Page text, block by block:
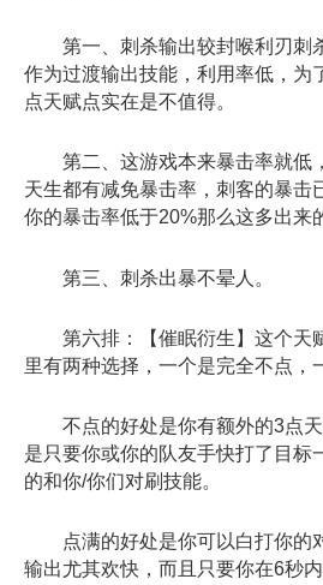
第一、刺杀输出较封喉利刃刺
作为过渡输出技能，利用率低，为
点天赋点实在是不值得。
第二、这游戏本来暴击率就低
天生都有减免暴击率，刺客的暴击
你的暴击率低于20%那么这多出来
第三、刺杀出暴不晕人。
第六排：【催眠衍生】这个天
里有两种选择，一个是完全不点，
不点的好处是你有额外的3点天
是只要你或你的队友手快打了目标
的和你/你们对刷技能。
点满的好处是你可以白打你的
输出尤其欢快，而且只要你在6秒